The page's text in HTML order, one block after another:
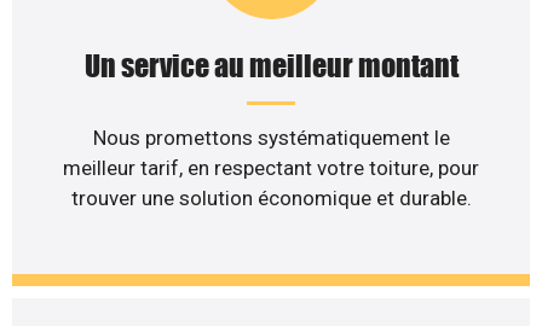
Un service au meilleur montant
Nous promettons systématiquement le
meilleur tarif, en respectant votre toiture, pour
trouver une solution économique et durable.